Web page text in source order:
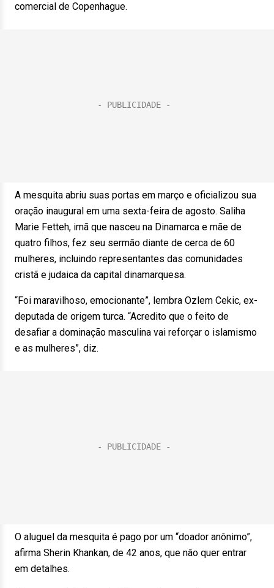
comercial de Copenhague.
A mesquita abriu suas portas em março e oficializou sua
oração inaugural em uma sexta-feira de agosto. Saliha
Marie Fetteh, imã que nasceu na Dinamarca e mãe de
quatro filhos, fez seu sermão diante de cerca de 60
mulheres, incluindo representantes das comunidades
cristã e judaica da capital dinamarquesa.
“Foi maravilhoso, emocionante”, lembra Ozlem Cekic, ex-
deputada de origem turca. “Acredito que o feito de
desafiar a dominação masculina vai reforçar o islamismo
e as mulheres”, diz.
O aluguel da mesquita é pago por um “doador anônimo”,
afirma Sherin Khankan, de 42 anos, que não quer entrar
em detalhes.